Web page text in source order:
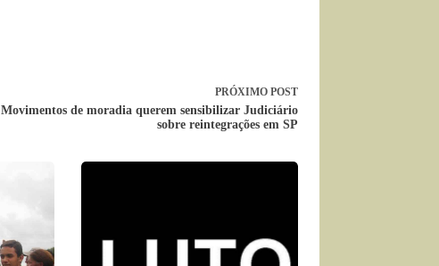
PRÓXIMO POST
Movimentos de moradia querem sensibilizar Judiciário
sobre reintegrações em SP